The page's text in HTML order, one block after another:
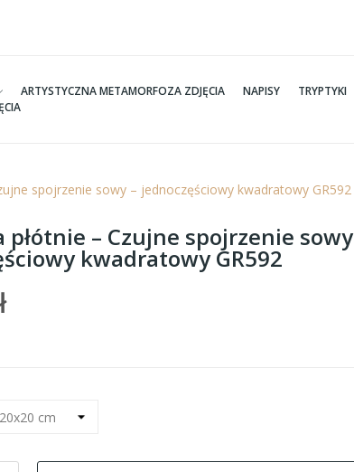
ARTYSTYCZNA METAMORFOZA ZDJĘCIA NAPISY
TRYPTYKI
spojrzenie sowy – jednoczęściowy kwadratowy GR592
płótnie – Czujne spojrzenie
kwadratowy GR592